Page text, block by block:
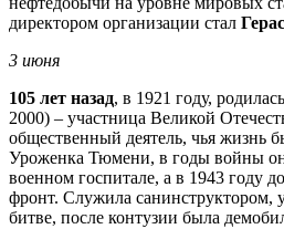
директором организации стал
3 июня
105 лет назад, в 1921 году, родилась
2000) – участница Великой
общественный деятель, чья жизнь
Уроженка Тюмени, в годы войны
военном госпитале, а в 1943 году
фронт. Служила санинструктором,
битве, после контузии была